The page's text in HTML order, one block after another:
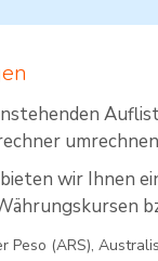
wir Ihnen
Peso (ARS),